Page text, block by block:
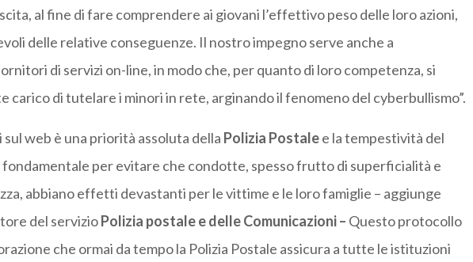
al fine di fare comprendere ai giovani l’effettivo peso delle loro azioni,
delle relative conseguenze. Il nostro impegno serve anche a
di servizi on-line, in modo che, per quanto di loro competenza, si
carico di tutelare i minori in rete, arginando il fenomeno del cyberbullismo”.
web è una priorità assoluta della Polizia Postalee la tempestività del
per evitare che condotte, spesso frutto di superficialità e
abbiano effetti devastanti per le vittime e le loro famiglie – aggiunge
del servizioPolizia postale e delle Comunicazioni – Questo protocollo
che ormai da tempo la Polizia Postale assicura a tutte le istituzioni